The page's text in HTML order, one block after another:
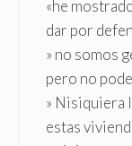
«he
dar por
» no somos
pero no
» Nisiquiera
estas